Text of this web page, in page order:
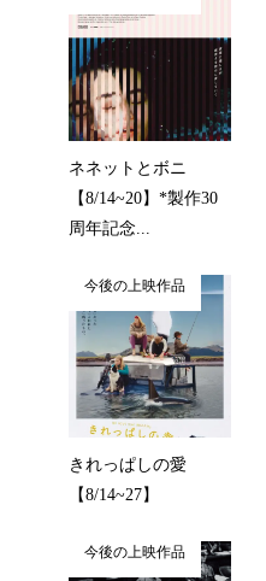
ネネットとボニ
【8/14~20】*製作30
周年記念...
今後の上映作品
きれっぱしの愛
【8/14~27】
今後の上映作品